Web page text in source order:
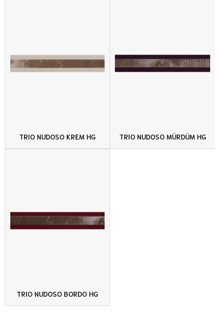
TRIO NUDOSO KREM HG TRIO NUDOSO MÜRDÜM HG
TRIO NUDOSO BORDO HG